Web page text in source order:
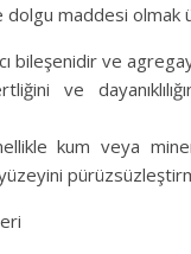
maddesi
bileşenidir ve
ve
kum veya